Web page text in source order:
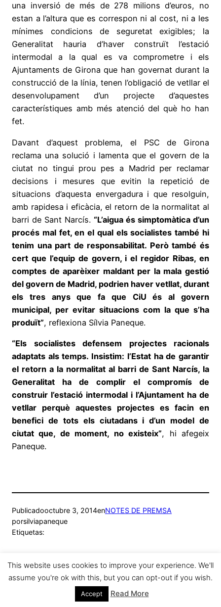
una inversió de més de 278 milions d’euros, no
estan a l’altura que es correspon ni al cost, ni a les
mínimes condicions de seguretat exigibles; la
Generalitat hauria d’haver construït l’estació
intermodal a la qual es va comprometre i els
Ajuntaments de Girona que han governat durant la
construcció de la línia, tenen l’obligació de vetllar el
desenvolupament d’un projecte d’aquestes
característiques amb més atenció del què ho han
fet.
Davant d’aquest problema, el PSC de Girona
reclama una solució i lamenta que el govern de la
ciutat no tingui prou pes a Madrid per reclamar
decisions i mesures que evitin la repetició de
situacions d’aquesta envergadura i que resolguin,
amb rapidesa i eficàcia, el retorn de la normalitat al
barri de Sant Narcís. “L’aigua és simptomàtica d’un
procés mal fet, en el qual els socialistes també hi
tenim una part de responsabilitat. Però també és
cert que l’equip de govern, i el regidor Ribas, en
comptes de aparèixer maldant per la mala gestió
del govern de Madrid, podrien haver vetllat, durant
els tres anys que fa que CiU és al govern
municipal, per evitar situacions com la que s’ha
produït”, reflexiona Sílvia Paneque.
“Els socialistes defensem projectes racionals
adaptats als temps. Insistim: l’Estat ha de garantir
el retorn a la normalitat al barri de Sant Narcís, la
Generalitat ha de complir el compromís de
construir l’estació intermodal i l’Ajuntament ha de
vetllar perquè aquestes projectes es facin en
benefici de tots els ciutadans i d’un model de
ciutat que, de moment, no existeix”, hi afegeix
Paneque.
Publicadooctubre 3, 2014enNOTES DE PREMSA
porsilviapaneque
Etiquetas:
Funciona gracias a
This website uses cookies to improve your experience. We'll
assume you're ok with this, but you can opt-out if you wish.
Accept Read More